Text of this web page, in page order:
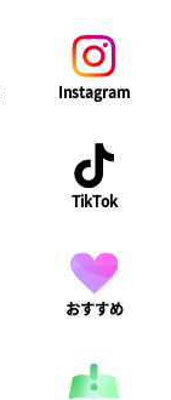
Instagram
TikTok
おすすめ